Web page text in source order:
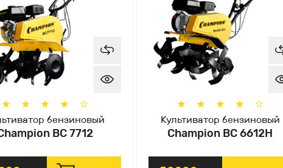
бензиновый
ВC 7712
Культиватор бензиновый
Champion BC 6612H